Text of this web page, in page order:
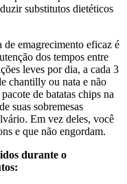
substitutos dietéticos
emagrecimento eficaz é
dos tempos entre
leves por dia, a cada 3
chantilly ou nata e não
de batatas chips na
suas sobremesas
Em vez deles, você
e que não engordam.
durante o